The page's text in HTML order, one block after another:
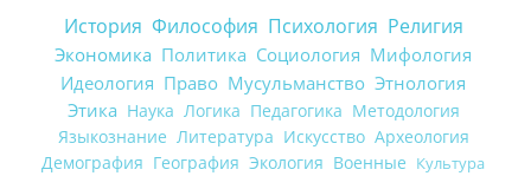
История Философия Психология Религия
Экономика Политика Социология Мифология
Идеология Право Мусульманство Этнология
Этика Наука Логика Педагогика Методология
Языкознание Литература Искусство Археология
Демография География Экология Военные Культура